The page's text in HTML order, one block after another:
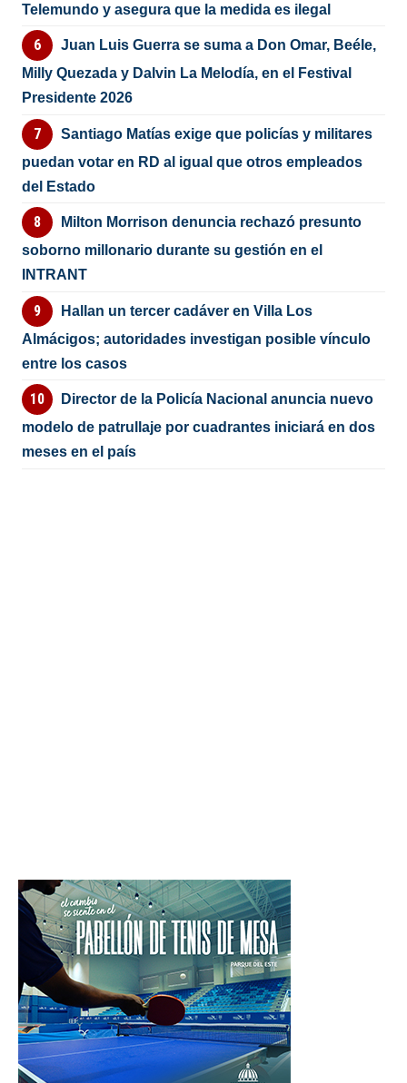
Telemundo y asegura que la medida es ilegal
Juan Luis Guerra se suma a Don Omar, Beéle,
Milly Quezada y Dalvin La Melodía, en el Festival
Presidente 2026
Santiago Matías exige que policías y militares
puedan votar en RD al igual que otros empleados
del Estado
Milton Morrison denuncia rechazó presunto
soborno millonario durante su gestión en el
INTRANT
Hallan un tercer cadáver en Villa Los
Almácigos; autoridades investigan posible vínculo
entre los casos
Director de la Policía Nacional anuncia nuevo
modelo de patrullaje por cuadrantes iniciará en dos
meses en el país